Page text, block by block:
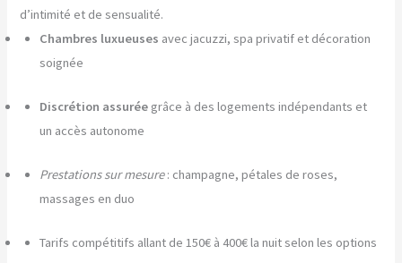
d’intimité et de sensualité.
Chambres luxueuses avec jacuzzi, spa privatif et décoration
soignée
Discrétion assurée grâce à des logements indépendants et
un accès autonome
Prestations sur mesure: champagne, pétales de roses,
massages en duo
Tarifs compétitifs allant de 150€ à 400€ la nuit selon les options